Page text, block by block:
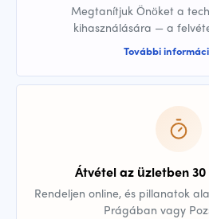
Megtanítjuk Önöket a
kihasználására — a
További
Átvétel az üzletben
Rendeljen online, és pillanatok
Prágában vagy